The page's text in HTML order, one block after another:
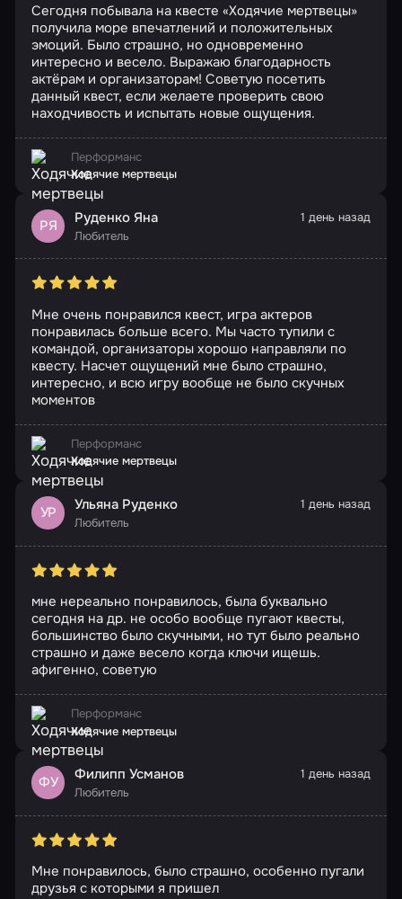
Сегодня побывала на квесте «Ходячие мертвецы»
получила море впечатлений и положительных
эмоций. Было страшно, но одновременно
интересно и весело. Выражаю благодарность
актёрам и организаторам! Советую посетить
данный квест, если желаете проверить свою
находчивость и испытать новые ощущения.
Перформанс
Ходячие мертвецы
РЯ Руденко Яна
Любитель
1 день назад
Мне очень понравился квест, игра актеров
понравилась больше всего. Мы часто тупили с
командой, организаторы хорошо направляли по
квесту. Насчет ощущений мне было страшно,
интересно, и всю игру вообще не было скучных
моментов
Перформанс
Ходячие мертвецы
УР Ульяна Руденко
Любитель
1 день назад
мне нереально понравилось, была буквально
сегодня на др. не особо вообще пугают квесты,
большинство было скучными, но тут было реально
страшно и даже весело когда ключи ищешь.
афигенно, советую
Перформанс
Ходячие мертвецы
ФУ Филипп Усманов
Любитель
1 день назад
Мне понравилось, было страшно, особенно пугали
друзья с которыми я пришел